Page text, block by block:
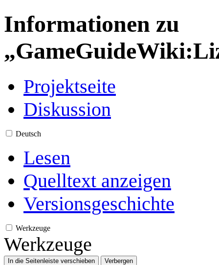
Informationen zu
Projektseite
Diskussion
Deutsch
Lesen
Quelltext anzeigen
Versionsgeschichte
Werkzeuge
Werkzeuge
In die Seitenleiste verschieben Verbergen